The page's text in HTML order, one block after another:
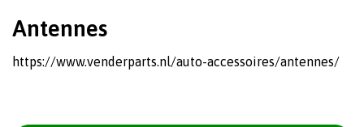
Antennes
https://www.venderparts.nl/auto-accessoires/antennes/